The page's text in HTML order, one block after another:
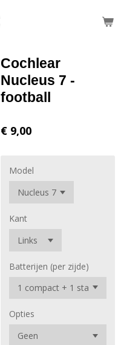
Cochlear
Nucleus 7 -
football
€ 9,00
Model
Kant
Batterijen (per zijde)
Opties